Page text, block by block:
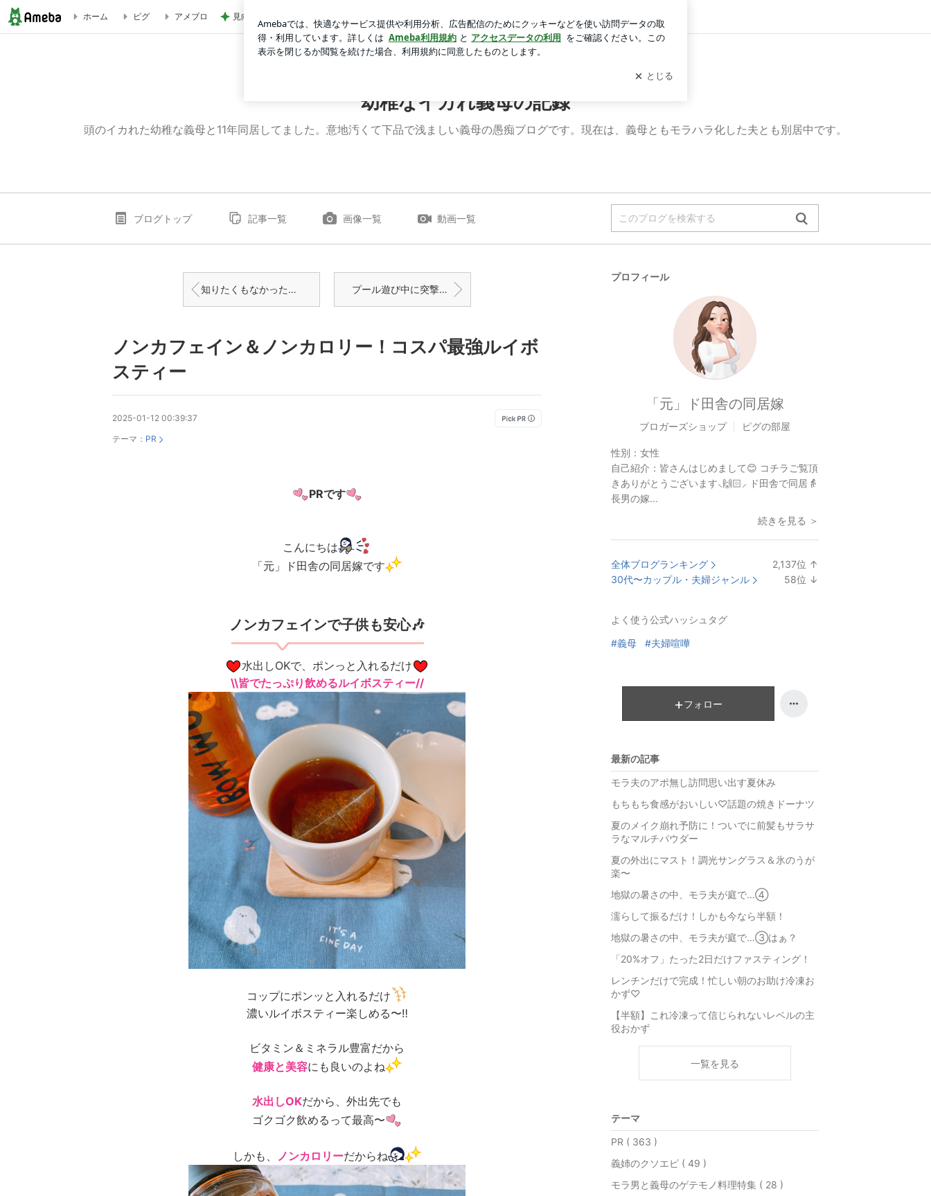
ノンカフェイン＆ノンカロリー！コスパ最強ルイボスティー | 幼稚なイカれ義母の記録
ホーム ピグ アメブロ 見向きもしなかったご飯の急なブーム 新規登録 ログイン
幼稚なイカれ義母の記録
頭のイカれた幼稚な義母と11年同居してました。意地汚くて下品で浅ましい義母の愚痴ブログです。現在は、義母ともモラハラ化した夫とも別居中です。
ブログトップ 記事一覧 画像一覧 動画一覧
知りたくもなかったクソ義姉の現在① プール遊び中に突撃訪問してきたアイツ「66」子供？
ノンカフェイン＆ノンカロリー！コスパ最強ルイボ
スティー
2025-01-12 00:39:37
テーマ： PR
PRです
こんにちは
「元」ド田舎の同居嫁です
ノンカフェインで子供も安心🎶
水出しOKで、ポンっと入れるだけ
\\皆でたっぷり飲めるルイボスティー//
コップにポンッと入れるだけ
濃いルイボスティー楽しめる〜‼️
ビタミン＆ミネラル豊富だから
健康と美容にも良いのよね
水出しOKだから、外出先でも
ゴクゴク飲めるって最高〜
しかも、 ノンカロリーだからね
プロフィール
「元」ド田舎の同居嫁
ブロガーズショップ ピグの部屋
性別： 女性
自己紹介： 皆さんはじめまして😊 コチラご覧頂
きありがとうございます⸜🙌🏻⸝‍ ド田舎で同居👵
長男の嫁...
続きを見る ＞
全体ブログランキング 2,137位 ↑
30代〜カップル・夫婦ジャンル 58位 ↓
よく使う公式ハッシュタグ
#義母 #夫婦喧嘩
フォロー
最新の記事
モラ夫のアポ無し訪問思い出す夏休み
もちもち食感がおいしい♡話題の焼きドーナツ
夏のメイク崩れ予防に！ついでに前髪もサラサ
ラなマルチパウダー
夏の外出にマスト！調光サングラス＆氷のうが
楽〜
地獄の暑さの中、モラ夫が庭で…④
濡らして振るだけ！しかも今なら半額！
地獄の暑さの中、モラ夫が庭で…③はぁ？
「20%オフ」たった2日だけファスティング！
レンチンだけで完成！忙しい朝のお助け冷凍お
かず♡
【半額】これ冷凍って信じられないレベルの主
役おかず
一覧を見る
テーマ
PR ( 363 )
義姉のクソエピ ( 49 )
モラ男と義母のゲテモノ料理特集 ( 28 )